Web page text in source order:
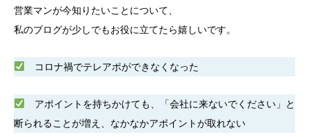
営業マンが今知りたいことについて、
私のブログが少しでもお役に立てたら嬉しいです。
コロナ禍でテレアポができなくなった
アポイントを持ちかけても、「会社に来ないでください」と
断られることが増え、なかなかアポイントが取れない